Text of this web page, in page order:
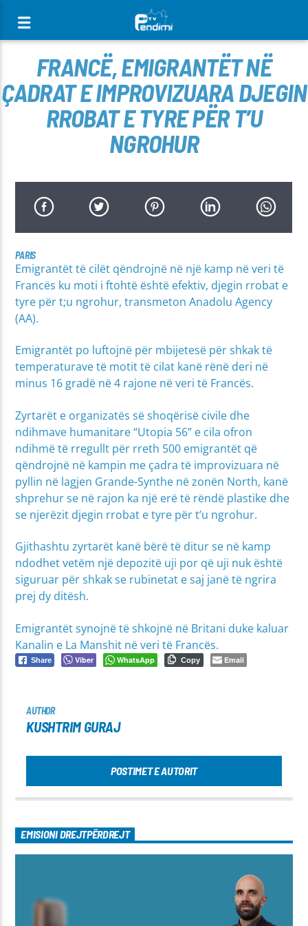
FRANCË, EMIGRANTËT NË
ÇADRAT E IMPROVIZUARA DJEGIN
RROBAT E TYRE PËR T’U
NGROHUR
PARIS
Emigrantët të cilët qëndrojnë në një kamp në veri të
Francës ku moti i ftohtë është efektiv, djegin rrobat e
tyre për t;u ngrohur, transmeton Anadolu Agency
(AA).
Emigrantët po luftojnë për mbijetesë për shkak të
temperaturave të motit të cilat kanë rënë deri në
minus 16 gradë në 4 rajone në veri të Francës.
Zyrtarët e organizatës së shoqërisë civile dhe
ndihmave humanitare “Utopia 56” e cila ofron
ndihmë të rregullt për rreth 500 emigrantët që
qëndrojnë në kampin me çadra të improvizuara në
pyllin në lagjen Grande-Synthe në zonën North, kanë
shprehur se në rajon ka një erë të rëndë plastike dhe
se njerëzit djegin rrobat e tyre për t’u ngrohur.
Gjithashtu zyrtarët kanë bërë të ditur se në kamp
ndodhet vetëm një depozitë uji por që uji nuk është
siguruar për shkak se rubinetat e saj janë të ngrira
prej dy ditësh.
Emigrantët synojnë të shkojnë në Britani duke kaluar
Kanalin e La Manshit në veri të Francës.
Share Viber WhatsApp Copy Email
AUTHOR
KUSHTRIM GURAJ
POSTIMET E AUTORIT
EMISIONI DREJTPËRDREJT